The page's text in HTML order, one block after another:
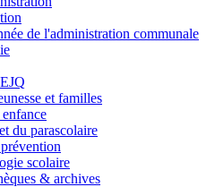
de l'administration communale
et familles
du parascolaire
scolaire
& archives